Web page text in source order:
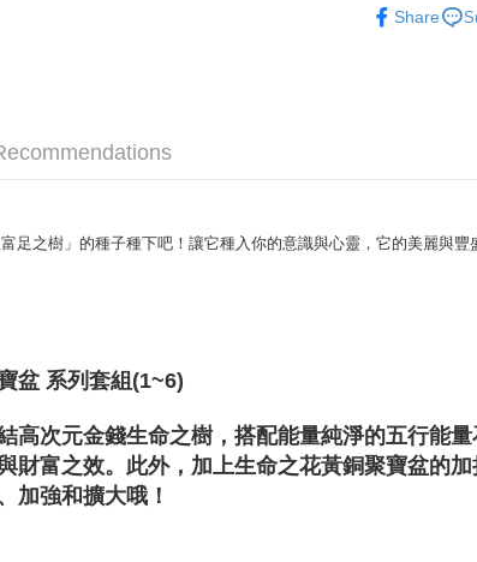
7-11取貨付款
付款後門市自
Share
足之樹」的種子種下吧！讓它種入你的意識與心靈，它的美麗與
盆 系列套組(1~6)
高次元金錢生命之樹，搭配能量純淨的五行能
財富之效。此外，加上生命之花黃銅聚寶盆的
加強和擴大哦！